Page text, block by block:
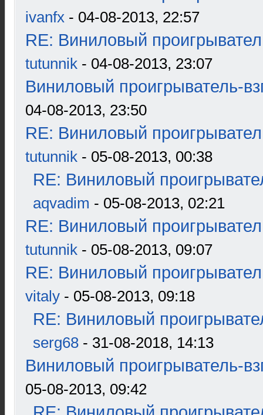
ivanfx - 04-08-2013, 22:57
RE: Виниловый
tutunnik - 04-08-2013, 23:07
Виниловый проигрыватель-
04-08-2013, 23:50
RE: Виниловый
tutunnik - 05-08-2013, 00:38
RE: Виниловый
aqvadim - 05-08-2013, 02:21
RE: Виниловый
tutunnik - 05-08-2013, 09:07
RE: Виниловый
vitaly - 05-08-2013, 09:18
RE: Виниловый
serg68 - 31-08-2018, 14:13
Виниловый проигрыватель-
05-08-2013, 09:42